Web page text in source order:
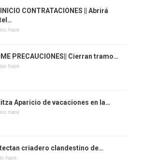
CONTRATACIONES || Abrirá
hace
PRECAUCIONES|| Cierran tramo…
hace
Aparicio de vacaciones en la…
hace
criadero clandestino de…
hace